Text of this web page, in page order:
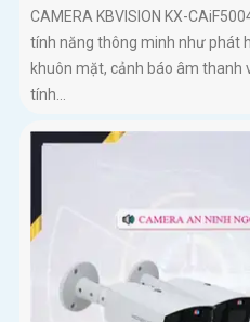
CAMERA KBVISION KX-
tính năng thông minh như phát
khuôn mặt, cảnh báo âm thanh
tính...